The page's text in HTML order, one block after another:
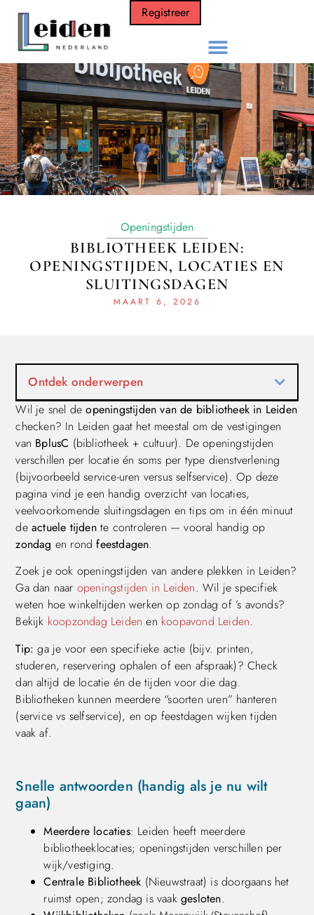
Registreer
Openingstijden
BIBLIOTHEEK LEIDEN:
OPENINGSTIJDEN, LOCATIES EN
SLUITINGSDAGEN
MAART 6, 2026
Wil je snel deopeningstijden van de bibliotheek in Leiden
checken? In Leiden gaat het meestal om de vestigingen
van BplusC (bibliotheek + cultuur). De openingstijden
verschillen per locatie én soms per type dienstverlening
(bijvoorbeeld service-uren versus selfservice). Op deze
pagina vind je een handig overzicht van locaties,
veelvoorkomende sluitingsdagen en tips om in één minuut
de actuele tijdente controleren — vooral handig op
zondag en rondfeestdagen.
Zoek je ook openingstijden van andere plekken in Leiden?
Ga dan naar openingstijden in Leiden. Wil je specifiek
weten hoe winkeltijden werken op zondag of ’s avonds?
Bekijk koopzondag Leiden en koopavond Leiden.
Tip: ga je voor een specifieke actie (bijv. printen,
studeren, reservering ophalen of een afspraak)? Check
dan altijd de locatie én de tijden voor die dag.
Bibliotheken kunnen meerdere “soorten uren” hanteren
(service vs selfservice), en op feestdagen wijken tijden
vaak af.
Snelle antwoorden (handig als je nu wilt
gaan)
Meerdere locaties: Leiden heeft meerdere
bibliotheeklocaties; openingstijden verschillen per
wijk/vestiging.
Centrale Bibliotheek (Nieuwstraat) is doorgaans het
ruimst open; zondag is vaak gesloten.
Ontdek onderwerpen